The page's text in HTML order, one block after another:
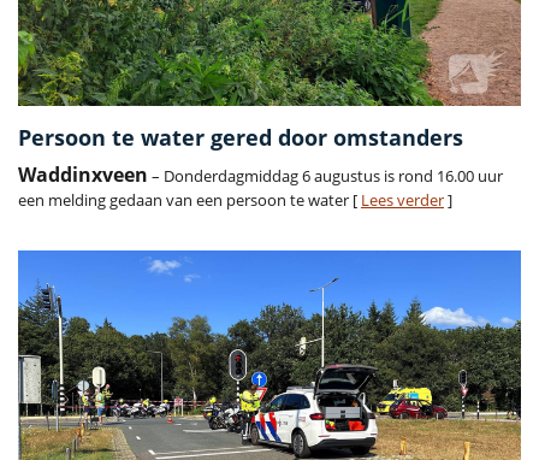
Persoon te water gered door omstanders
Waddinxveen – Donderdagmiddag 6 augustus is rond 16.00 uur
een melding gedaan van een persoon te water [ Lees verder]